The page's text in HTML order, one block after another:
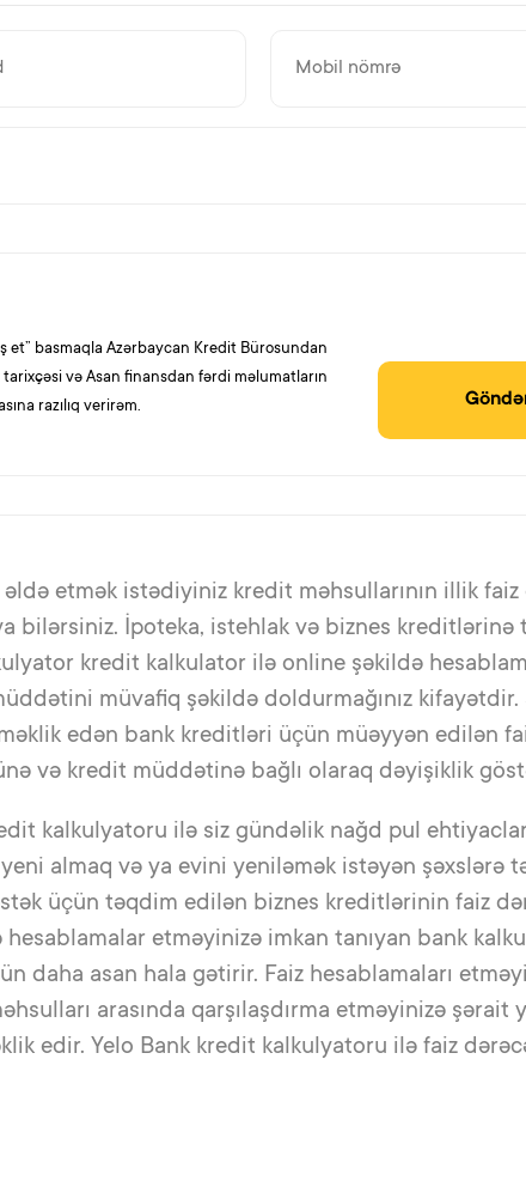
et” basmaqla Azərbaycan Kredit Bürosundan
tarixçəsi və Asan finansdan fərdi məlumatların
razılıq verirəm.
etmək istədiyiniz kredit məhsullarının illik
bilərsiniz. İpoteka, istehlak və biznes kreditlərinə
kredit kalkulator ilə online şəkildə
müvafiq şəkildə doldurmağınız kifayətdir.
edən bank kreditləri üçün müəyyən edilən
və kredit müddətinə bağlı olaraq dəyişiklik
kalkulyatoru ilə siz gündəlik nağd pul
almaq və ya evini yeniləmək istəyən şəxslərə
üçün təqdim edilən biznes kreditlərinin faiz
etməyinizə imkan tanıyan bank
daha asan hala gətirir. Faiz hesablamaları
arasında qarşılaşdırma etməyinizə şərait
edir. Yelo Bank kredit kalkulyatoru ilə faiz